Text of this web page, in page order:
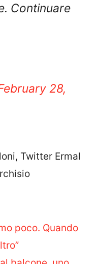
Continuare
28,
Twitter Ermal
poco. Quando